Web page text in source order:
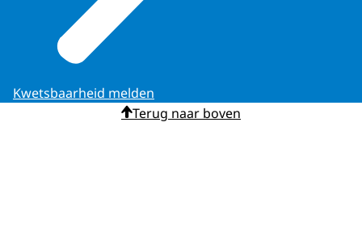
Kwetsbaarheid melden
Terug naar boven